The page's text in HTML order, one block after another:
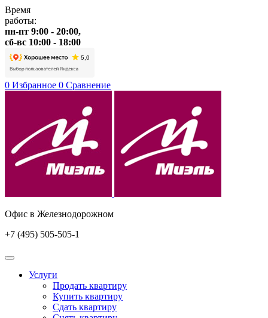
Время
работы:
пн-пт 9:00 - 20:00,
сб-вс 10:00 - 18:00
0 Избранное 0 Сравнение
Офис в Железнодорожном
+7 (495) 505-505-1
Услуги
Продать квартиру
Купить квартиру
Сдать квартиру